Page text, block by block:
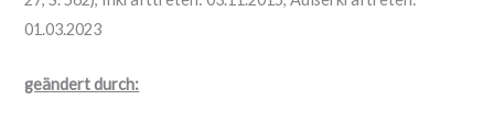
01.03.2023
geändert durch: